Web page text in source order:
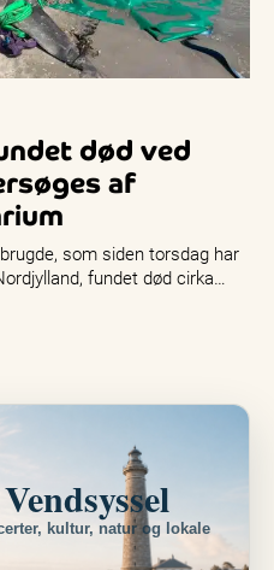
død ved
af
som siden torsdag har
fundet død cirka…
kultur, natur og lokale